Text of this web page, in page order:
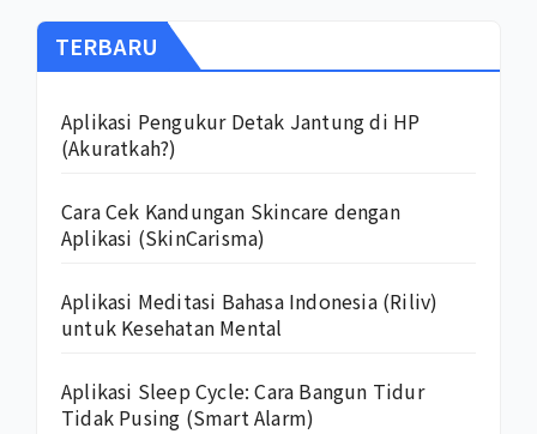
TERBARU
Aplikasi Pengukur Detak Jantung di HP
(Akuratkah?)
Cara Cek Kandungan Skincare dengan
Aplikasi (SkinCarisma)
Aplikasi Meditasi Bahasa Indonesia (Riliv)
untuk Kesehatan Mental
Aplikasi Sleep Cycle: Cara Bangun Tidur
Tidak Pusing (Smart Alarm)